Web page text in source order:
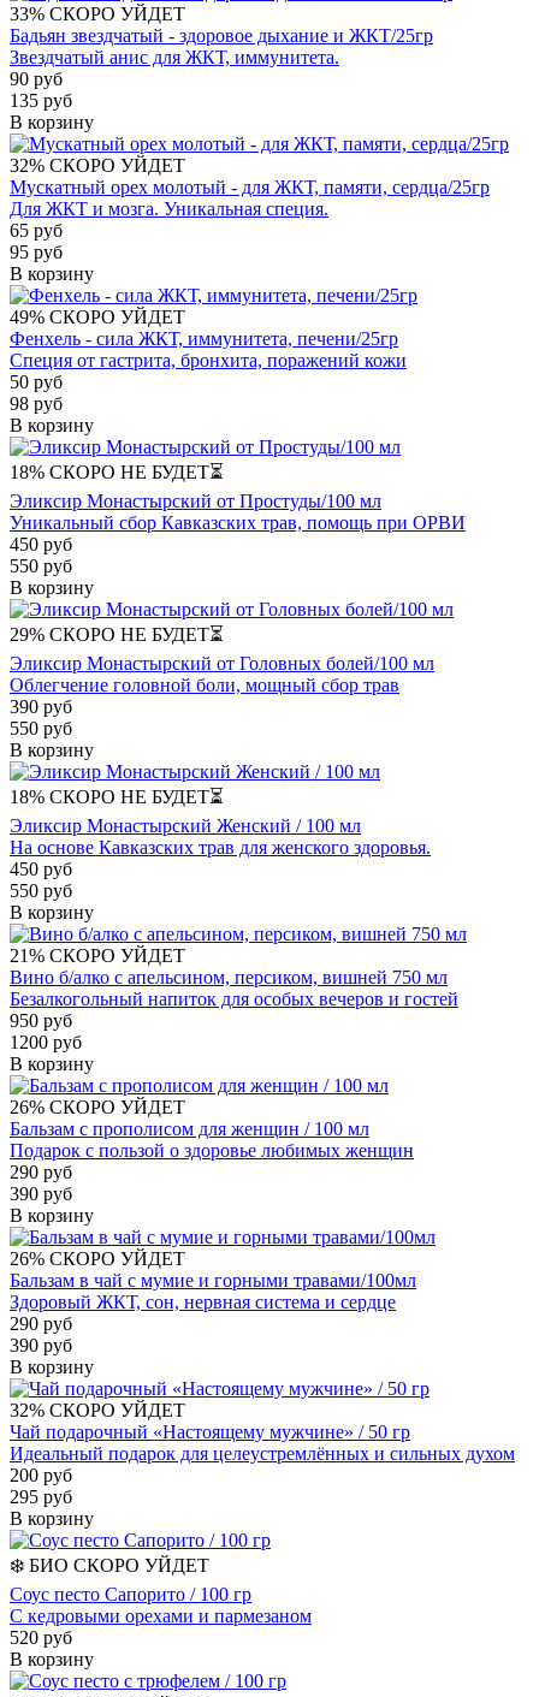
33% СКОРО УЙДЕТ
Бадьян звездчатый - здоровое дыхание и ЖКТ/25гр
Звездчатый анис для ЖКТ, иммунитета.
90 руб
135 руб
В корзину
32% СКОРО УЙДЕТ
Мускатный орех молотый - для ЖКТ, памяти, сердца/25гр
Для ЖКТ и мозга. Уникальная специя.
65 руб
95 руб
В корзину
49% СКОРО УЙДЕТ
Фенхель - сила ЖКТ, иммунитета, печени/25гр
Специя от гастрита, бронхита, поражений кожи
50 руб
98 руб
В корзину
18% СКОРО НЕ БУДЕТ⏳
Эликсир Монастырский от Простуды/100 мл
Уникальный сбор Кавказских трав, помощь при ОРВИ
450 руб
550 руб
В корзину
29% СКОРО НЕ БУДЕТ⏳
Эликсир Монастырский от Головных болей/100 мл
Облегчение головной боли, мощный сбор трав
390 руб
550 руб
В корзину
18% СКОРО НЕ БУДЕТ⏳
Эликсир Монастырский Женский / 100 мл
На основе Кавказских трав для женского здоровья.
450 руб
550 руб
В корзину
21% СКОРО УЙДЕТ
Вино б/алко с апельсином, персиком, вишней 750 мл
Безалкогольный напиток для особых вечеров и гостей
950 руб
1200 руб
В корзину
26% СКОРО УЙДЕТ
Бальзам с прополисом для женщин / 100 мл
Подарок с пользой о здоровье любимых женщин
290 руб
390 руб
В корзину
26% СКОРО УЙДЕТ
Бальзам в чай с мумие и горными травами/100мл
Здоровый ЖКТ, сон, нервная система и сердце
290 руб
390 руб
В корзину
32% СКОРО УЙДЕТ
Чай подарочный «Настоящему мужчине» / 50 гр
Идеальный подарок для целеустремлённых и сильных духом
200 руб
295 руб
В корзину
❄️ БИО СКОРО УЙДЕТ
Соус песто Сапорито / 100 гр
С кедровыми орехами и пармезаном
520 руб
В корзину